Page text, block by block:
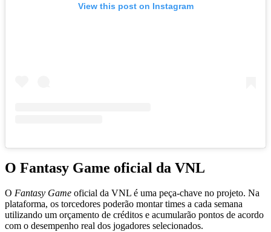
View this post on Instagram
O Fantasy Game oficial da VNL
O Fantasy Game oficial da VNL é uma peça-chave no projeto. Na
plataforma, os torcedores poderão montar times a cada semana
utilizando um orçamento de créditos e acumularão pontos de acordo
com o desempenho real dos jogadores selecionados.